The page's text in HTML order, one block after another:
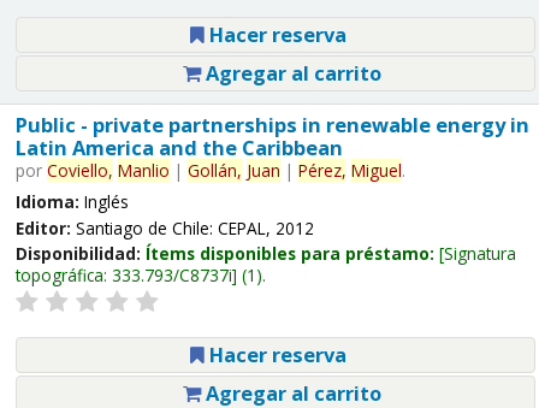
Hacer reserva
Agregar al carrito
Public - private partnerships in renewable energy in
Latin America and the Caribbean
por Coviello, Manlio | Gollán, Juan | Pérez, Miguel.
Idioma: Inglés
Editor: Santiago de Chile: CEPAL, 2012
Disponibilidad: Ítems disponibles para préstamo: Signatura
topográfica: 333.793/C8737i (1).
Hacer reserva
Agregar al carrito